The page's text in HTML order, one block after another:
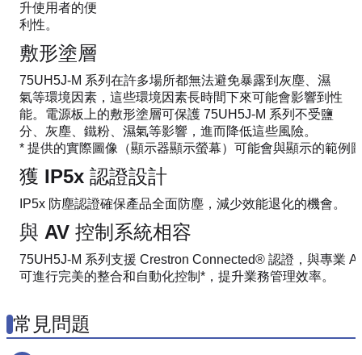
升使用者的便
利性。
敷形塗層
75UH5J-M 系列在許多場所都無法避免暴露到灰塵、濕
氣等環境因素，這些環境因素長時間下來可能會影響到性
能。電源板上的敷形塗層可保護 75UH5J-M 系列不受鹽
分、灰塵、鐵粉、濕氣等影響，進而降低這些風險。
* 提供的實際圖像（顯示器顯示螢幕）可能會與顯示的範例
獲 IP5x 認證設計
IP5x 防塵認證確保產品全面防塵，減少效能退化的機會。
與 AV 控制系統相容
75UH5J-M 系列支援 Crestron Connected® 認證，與專業
可進行完美的整合和自動化控制*，提升業務管理效率。
常見問題